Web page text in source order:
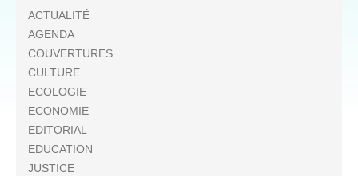
ACTUALITÉ
AGENDA
COUVERTURES
CULTURE
ECOLOGIE
ECONOMIE
EDITORIAL
EDUCATION
JUSTICE